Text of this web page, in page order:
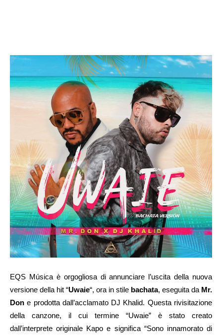
EQS Música è orgogliosa di annunciare l’uscita della nuova
versione della hit “Uwaie“, ora in stile bachata, eseguita da Mr.
Don e prodotta dall’acclamato DJ Khalid. Questa rivisitazione
della canzone, il cui termine “Uwaie” è stato creato
dall’interprete originale Kapo e significa “Sono innamorato di